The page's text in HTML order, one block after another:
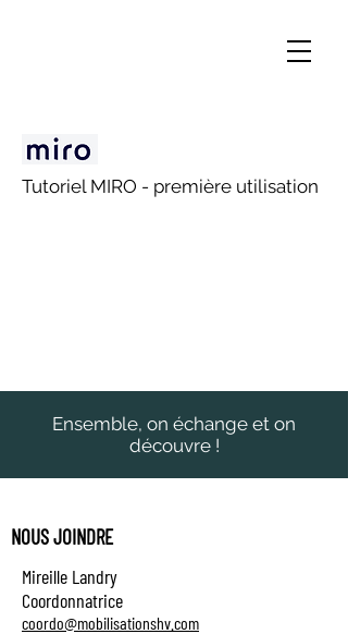
Tutoriel MIRO - première utilisation
Ensemble, on échange et on
découvre !
NOUS JOINDRE
Mireille Landry
Coordonnatrice
coordo@mobilisationshv.com